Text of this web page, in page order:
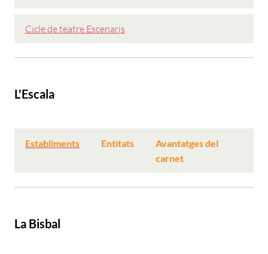
Cicle de teatre Escenaris
L'Escala
Establiments Entitats
Avantatges del
carnet
La Bisbal